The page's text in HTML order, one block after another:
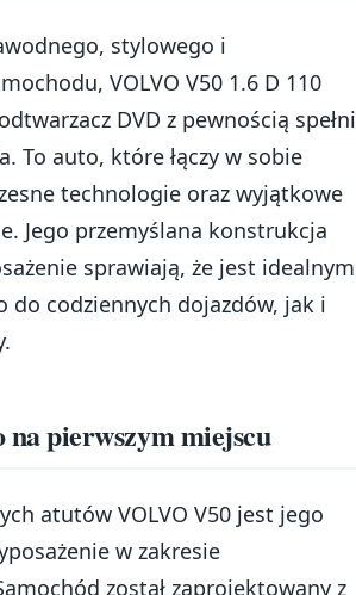
stylowego i
VOLVO V50 1.6 D 110
DVD z pewnością spełni
To auto, które łączy w sobie
technologie oraz wyjątkowe
Jego przemyślana konstrukcja
sprawiają, że jest idealnym
do codziennych dojazdów, jak i
na pierwszym miejscu
atutów VOLVO V50 jest jego
w zakresie
został zaprojektowany z